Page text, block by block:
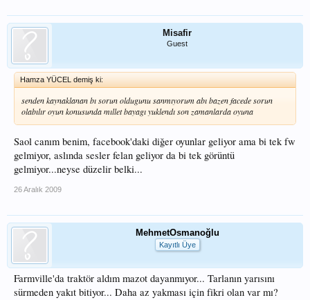
Misafir
Guest
Hamza YÜCEL demiş ki:
senden kaynaklanan bı sorun oldugunu sanmıyorum abı bazen facede sorun
olabılır oyun konusunda mıllet bayagı yuklendı son zamanlarda oyuna
Saol canım benim, facebook'daki diğer oyunlar geliyor ama bi tek fw
gelmiyor, aslında sesler felan geliyor da bi tek görüntü
gelmiyor...neyse düzelir belki...
26 Aralık 2009
MehmetOsmanoğlu
Kayıtlı Üye
Farmville'da traktör aldım mazot dayanmıyor... Tarlanın yarısını
sürmeden yakıt bitiyor... Daha az yakması için fikri olan var mı?